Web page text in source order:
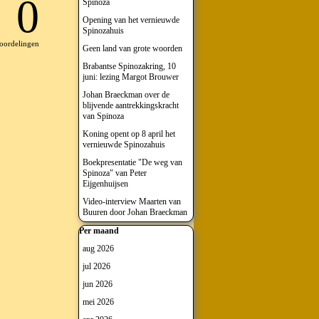
0
Spinoza
Opening van het vernieuwde
Spinozahuis
Geen land van grote woorden
Brabantse Spinozakring, 10
juni: lezing Margot Brouwer
Johan Braeckman over de
blijvende aantrekkingskracht
van Spinoza
Koning opent op 8 april het
vernieuwde Spinozahuis
Boekpresentatie "De weg van
Spinoza" van Peter
Eijgenhuijsen
Video-interview Maarten van
Buuren door Johan Braeckman
Blok overslaan Per maand
Per maand
aug 2026
jul 2026
jun 2026
mei 2026